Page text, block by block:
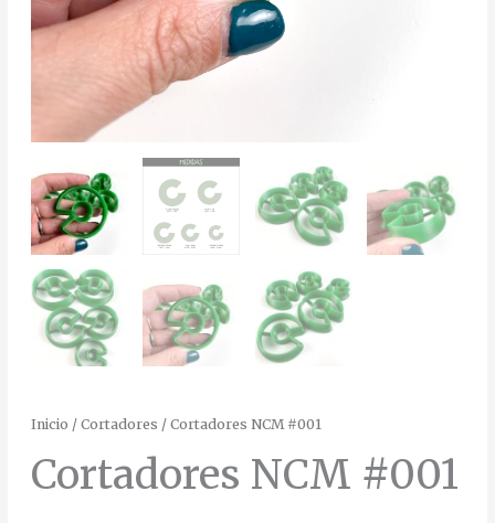
Inicio / Cortadores / Cortadores NCM #001
Cortadores NCM #001